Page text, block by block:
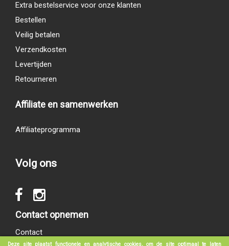
Deze site plaatst functionele en analytische cookies, om de site optimaal te laten
Extra bestelservice voor onze klanten
Bestellen
Veilig betalen
Verzendkosten
Levertijden
Retourneren
Affiliate en samenwerken
Affiliateprogramma
Volg ons
Contact opnemen
Contact